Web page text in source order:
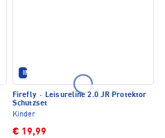
IM SET ERHÄLTLICH
Firefly · Leisureline 2.0 JR Protektor
Schutzset
Kinder
€ 19,99